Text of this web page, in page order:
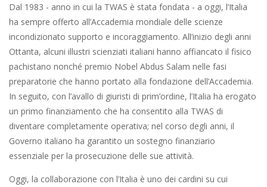
Dal 1983 - anno in cui la TWAS è stata fondata - a oggi, l’Italia
ha sempre offerto all’Accademia mondiale delle scienze
incondizionato supporto e incoraggiamento. All’inizio degli anni
Ottanta, alcuni illustri scienziati italiani hanno affiancato il fisico
pachistano nonché premio Nobel Abdus Salam nelle fasi
preparatorie che hanno portato alla fondazione dell’Accademia.
In seguito, con l’avallo di giuristi di prim’ordine, l’Italia ha erogato
un primo finanziamento che ha consentito alla TWAS di
diventare completamente operativa; nel corso degli anni, il
Governo italiano ha garantito un sostegno finanziario
essenziale per la prosecuzione delle sue attività.
Oggi, la collaborazione con l’Italia è uno dei cardini su cui